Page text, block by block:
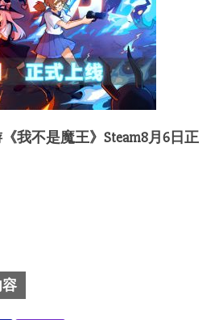
我不是魔王》Steam8月6日正